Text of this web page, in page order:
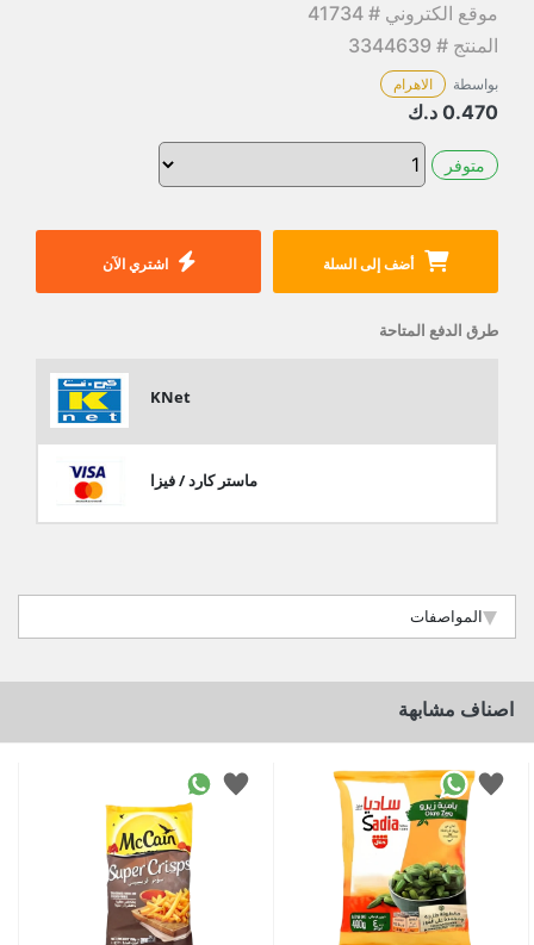
موقع الكتروني # 41734
المنتج # 3344639
بواسطة الاهرام
0.470 د.ك
متوفر
أضف إلى السلة اشتري الآن
طرق الدفع المتاحة
KNet
ماستر كارد / فيزا
المواصفات
اصناف مشابهة